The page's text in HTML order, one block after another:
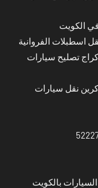
الكويت
اسطبلات الفروانية
تصليح سيارات
نقل سيارات
بالكويت